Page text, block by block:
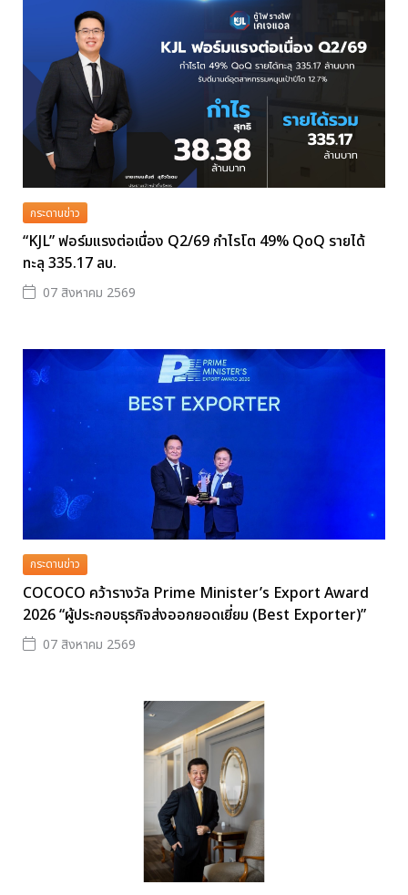
กระดานข่าว
“KJL” ฟอร์มแรงต่อเนื่อง Q2/69 กำไรโต 49% QoQ รายได้
ทะลุ 335.17 ลบ.
07 สิงหาคม 2569
กระดานข่าว
COCOCO คว้ารางวัล Prime Minister’s Export Award
2026 “ผู้ประกอบธุรกิจส่งออกยอดเยี่ยม (Best Exporter)”
07 สิงหาคม 2569